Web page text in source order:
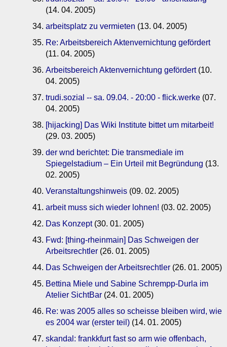
(14. 04. 2005)
arbeitsplatz zu vermieten (13. 04. 2005)
Re: Arbeitsbereich Aktenvernichtung gefördert
(11. 04. 2005)
Arbeitsbereich Aktenvernichtung gefördert(10.
04. 2005)
trudi.sozial -- sa. 09.04. - 20:00 - flick.werke (07.
04. 2005)
[hijacking] Das Wiki Institute bittet um mitarbeit!
(29. 03. 2005)
der wnd berichtet: Die transmediale im
Spiegelstadium – Ein Urteil mit Begründung (13.
02. 2005)
Veranstaltungshinweis (09. 02. 2005)
arbeit muss sich wieder lohnen! (03. 02. 2005)
Das Konzept(30. 01. 2005)
Fwd: [thing-rheinmain] Das Schweigen der
Arbeitsrechtler (26. 01. 2005)
Das Schweigen der Arbeitsrechtler (26. 01. 2005)
Bettina Miele und Sabine Schrempp-Durla im
Atelier SichtBar (24. 01. 2005)
Re: was 2005 alles so scheisse bleiben wird, wie
es 2004 war (erster teil) (14. 01. 2005)
skandal: frankkfurt fast so arm wie offenbach,